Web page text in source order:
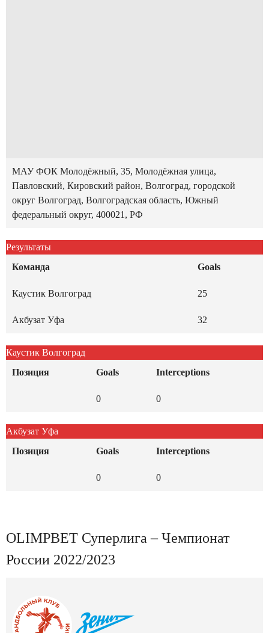
МАУ ФОК Молодёжный, 35, Молодёжная улица,
Павловский, Кировский район, Волгоград, городской
округ Волгоград, Волгоградская область, Южный
федеральный округ, 400021, РФ
Результаты
Команда
Goals
Каустик Волгоград 25
Акбузат Уфа 32
Каустик Волгоград
Позиция
Goals Interceptions
0 0
Акбузат Уфа
Позиция
Goals Interceptions
0 0
OLIMPBET Суперлига – Чемпионат
России 2022/2023